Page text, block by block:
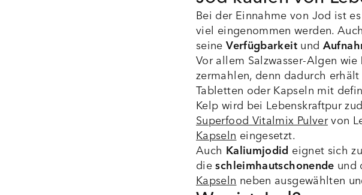
Bei der Einnahme von Jod ist
viel eingenommen werden.
seineVerfügbarkeitund
Vor allem Salzwasser-Algen wie
zermahlen, denn dadurch
Tabletten oder Kapseln mit
Kelp wird bei Lebenskraftpur
Superfood Vitalmix Pulvervon
Kapseln eingesetzt.
Auch Kaliumjodid eignet sich
dieschleimhautschonende und
Kapseln neben ausgewählten